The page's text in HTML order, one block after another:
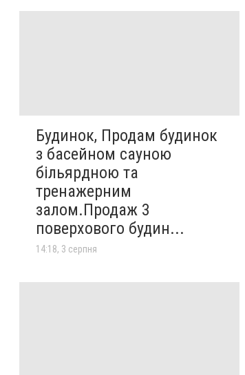
Будинок, Продам будинок
з басейном сауною
більярдною та
тренажерним
залом.Продаж 3
поверхового будин...
14:18, 3 серпня